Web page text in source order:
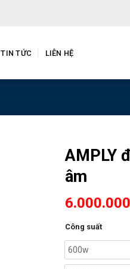
TIN TỨC LIÊN HỆ
AMPLY
âm
Công suất
600w